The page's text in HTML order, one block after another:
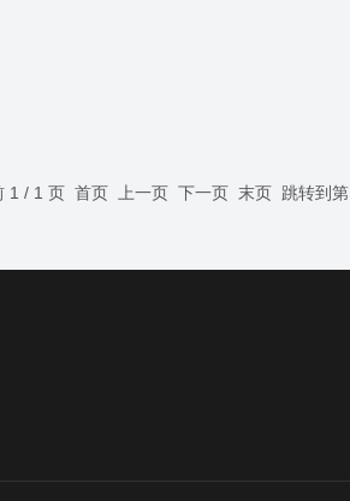
1 / 1 页 首页 上一页 下一页 末页 跳转到第